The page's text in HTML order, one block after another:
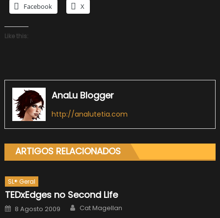
Facebook X
Like this:
AnaLu Blogger
http://analutetia.com
ARTIGOS RELACIONADOS
SL® Geral
TEDxEdges no Second Life
Posted
on
8 Agosto 2009 Author
Cat Magellan